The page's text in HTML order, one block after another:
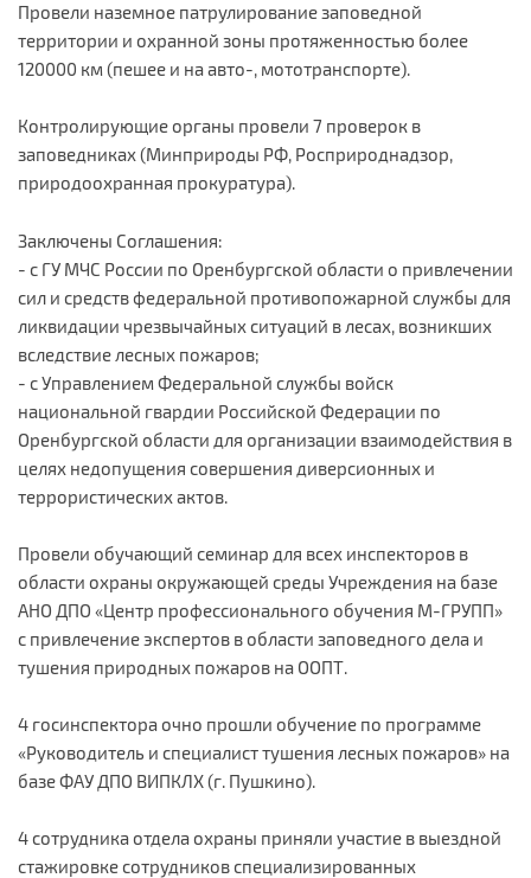
Провели наземное патрулирование заповедной
территории и охранной зоны протяженностью более
120000 км (пешее и на авто-, мототранспорте).
Контролирующие органы провели 7 проверок в
заповедниках (Минприроды РФ, Росприроднадзор,
природоохранная прокуратура).
Заключены Соглашения:
- с ГУ МЧС России по Оренбургской области о привлечении
сил и средств федеральной противопожарной службы для
ликвидации чрезвычайных ситуаций в лесах, возникших
вследствие лесных пожаров;
- с Управлением Федеральной службы войск
национальной гвардии Российской Федерации по
Оренбургской области для организации взаимодействия в
целях недопущения совершения диверсионных и
террористических актов.
Провели обучающий семинар для всех инспекторов в
области охраны окружающей среды Учреждения на базе
АНО ДПО «Центр профессионального обучения М-ГРУПП»
с привлечение экспертов в области заповедного дела и
тушения природных пожаров на ООПТ.
4 госинспектора очно прошли обучение по программе
«Руководитель и специалист тушения лесных пожаров» на
базе ФАУ ДПО ВИПКЛХ (г. Пушкино).
4 сотрудника отдела охраны приняли участие в выездной
стажировке сотрудников специализированных